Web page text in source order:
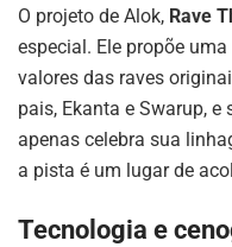
O projeto de Alok, Rave
especial. Ele propõe
valores das raves
pais, Ekanta e Swarup,
apenas celebra sua
a pista é um lugar de
Tecnologia e